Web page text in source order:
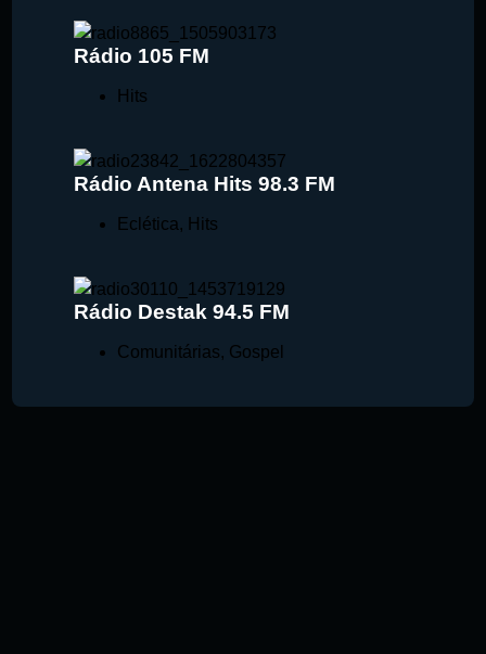
Rádio 105 FM
Hits
Rádio Antena Hits 98.3 FM
Eclética, Hits
Rádio Destak 94.5 FM
Comunitárias, Gospel